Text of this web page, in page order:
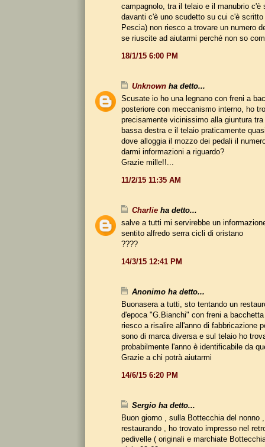
campagnolo, tra il telaio e il manubrio c'è
davanti c'è uno scudetto su cui c'è
Pescia) non riesco a trovare un numero
se riuscite ad aiutarmi perché non so
18/1/15 6:00 PM
Unknown ha detto...
Scusate io ho una legnano con freni a
posteriore con meccanismo interno, ho
precisamente vicinissimo alla giuntura
bassa destra e il telaio praticamente
dove alloggia il mozzo dei pedali il
darmi informazioni a riguardo?
Grazie mille!!...
11/2/15 11:35 AM
Charlie ha detto...
salve a tutti mi servirebbe un
sentito alfredo serra cicli di oristano
????
14/3/15 12:41 PM
Anonimo ha detto...
Buonasera a tutti, sto tentando un
d'epoca "G.Bianchi" con freni a
riesco a risalire all'anno di fabbricazione
sono di marca diversa e sul telaio ho
probabilmente l'anno è identificabile da
Grazie a chi potrà aiutarmi
14/6/15 6:20 PM
Sergio ha detto...
Buon giorno , sulla Bottecchia del nonno
restaurando , ho trovato impresso nel
pedivelle ( originali e marchiate